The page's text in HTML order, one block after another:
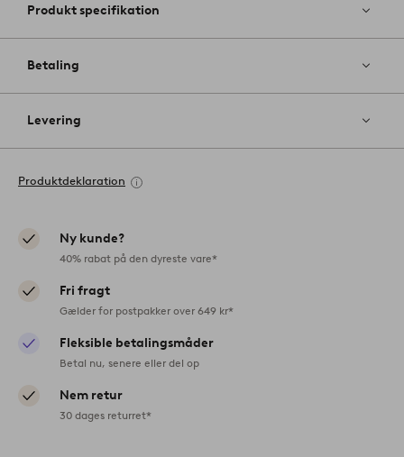
Produkt specifikation
Betaling
Levering
Produktdeklaration
Ny kunde?
40% rabat på den dyreste vare*
Fri fragt
Gælder for postpakker over 649 kr*
Fleksible betalingsmåder
Betal nu, senere eller del op
Nem retur
30 dages returret*